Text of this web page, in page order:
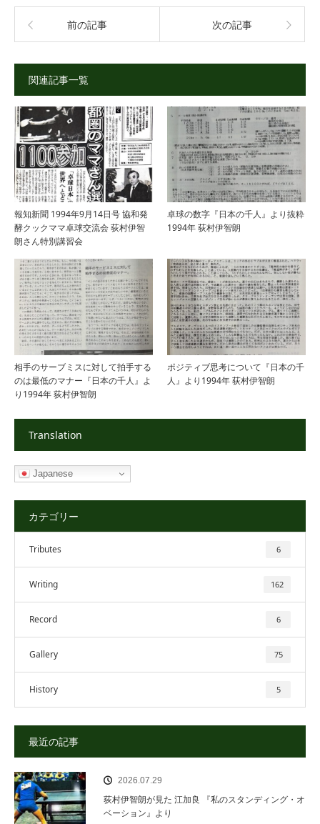
前の記事 次の記事
関連記事一覧
報知新聞 1994年9月14日号 協和発
酵クックママ卓球交流会 荻村伊智
朗さん特別講習会
卓球の数字『日本の千人』より抜粋
1994年 荻村伊智朗
相手のサーブミスに対して拍手する
のは最低のマナー『日本の千人』よ
り1994年 荻村伊智朗
ポジティブ思考について『日本の千
人』より1994年 荻村伊智朗
Translation
Japanese
カテゴリー
Tributes 6
Writing 162
Record 6
Gallery 75
History 5
最近の記事
2026.07.29
荻村伊智朗が見た 江加良 『私のスタンディング・オ
ベーション』より